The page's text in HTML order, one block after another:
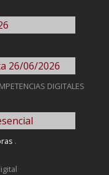
26/06/2026
DIGITALES
.